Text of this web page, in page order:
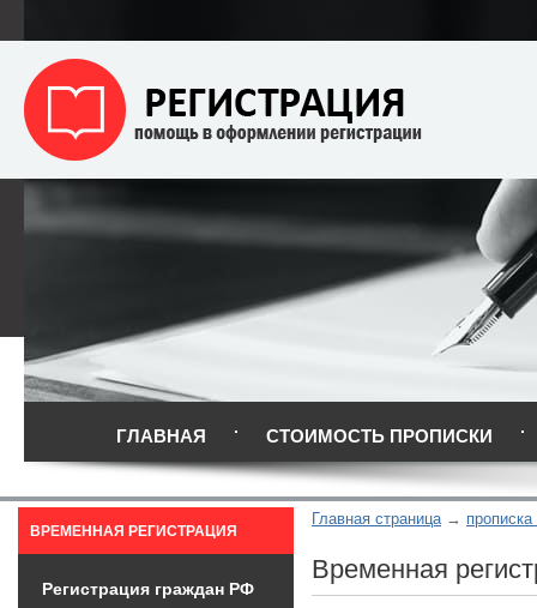
ГЛАВНАЯ СТОИМОСТЬ ПРОПИСКИ
Главная страница
Временная
ВРЕМЕННАЯ РЕГИСТРАЦИЯ
Регистрация граждан РФ